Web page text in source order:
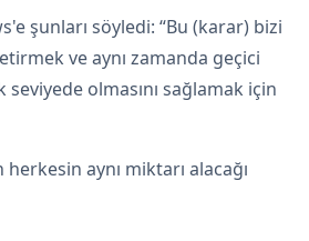
şunları söyledi: “Bu (karar) bizi
ve aynı zamanda geçici
olmasını sağlamak için
aynı miktarı alacağı